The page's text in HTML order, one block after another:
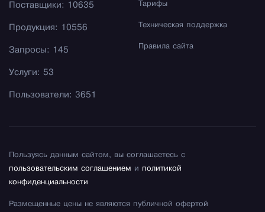
Тарифы
Техническая поддержка
Правила сайта
Поставщики: 10635
Продукция: 10556
Запросы: 145
Услуги: 53
Пользователи: 3651
Пользуясь данным сайтом, вы соглашаетесь с
пользовательским соглашением и политикой
конфиденциальности
Размещенные цены не являются публичной офертой